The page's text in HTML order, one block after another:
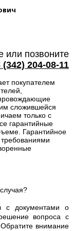
или позвоните
(342) 204-08-11
покупателем
сложившейся
только с
гарантийные
Гарантийное
с документами о
вопроса с
внимание